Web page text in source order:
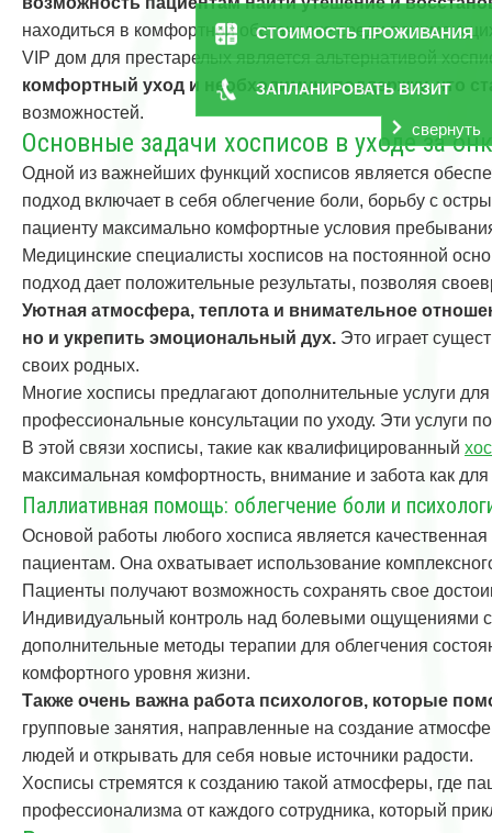
СТОИМОСТЬ ПРОЖИВАНИЯ
ЗАПЛАНИРОВАТЬ ВИЗИТ
свернуть
находиться в комфортной обстановке среди
VIP дом для престарелых является альтернативой
комфортный уход и необходимую поддержку, что
возможностей.
Основные задачи хосписов в уходе за
Одной из важнейших функций хосписов является
подход включает в себя облегчение боли, борьбу с
пациенту максимально комфортные условия
Медицинские специалисты хосписов на постоянной
подход дает положительные результаты, позволяя
Уютная атмосфера, теплота и внимательное
но и укрепить эмоциональный дух. Это играет
своих родных.
Многие хосписы предлагают дополнительные услуги
профессиональные консультации по уходу. Эти услуги
В этой связи хосписы, такие как квалифицированный
максимальная комфортность, внимание и забота как
Паллиативная помощь: облегчение боли и
Основой работы любого хосписа является
пациентам. Она охватывает использование
Пациенты получают возможность сохранять свое
Индивидуальный контроль над болевыми ощущениями
дополнительные методы терапии для облегчения
комфортного уровня жизни.
Также очень важна работа психологов, которые
групповые занятия, направленные на создание
людей и открывать для себя новые источники радости.
Хосписы стремятся к созданию такой атмосферы, где
профессионализма от каждого сотрудника, который